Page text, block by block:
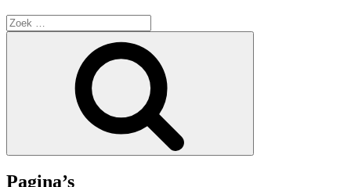
Zoek
naar:
Pagina’s